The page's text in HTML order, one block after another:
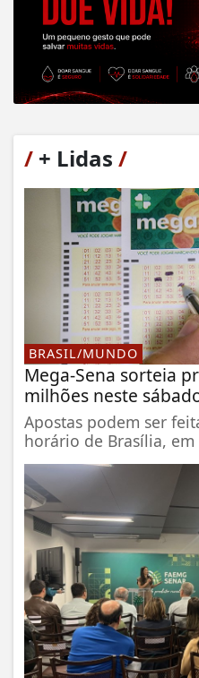
/ + Lidas /
BRASIL/MUNDO
Mega-Sena sorteia
milhões neste
Apostas podem ser
horário de Brasília,